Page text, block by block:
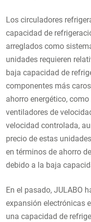
Los circuladores
capacidad de
arreglados como
unidades requieren
baja capacidad de
componentes más
ahorro energético,
ventiladores de
velocidad controlada,
precio de estas
en términos de ahorro
debido a la baja
En el pasado, JULABO
expansión electrónicas
una capacidad de